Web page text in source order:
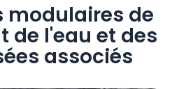
modulaires de
de l'eau et des
associés